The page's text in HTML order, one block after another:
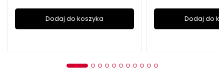
Dodaj do koszyka Dodaj do